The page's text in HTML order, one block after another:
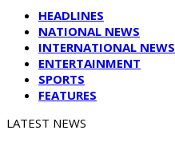
HEADLINES
NATIONAL NEWS
INTERNATIONAL NEWS
ENTERTAINMENT
SPORTS
FEATURES
LATEST NEWS